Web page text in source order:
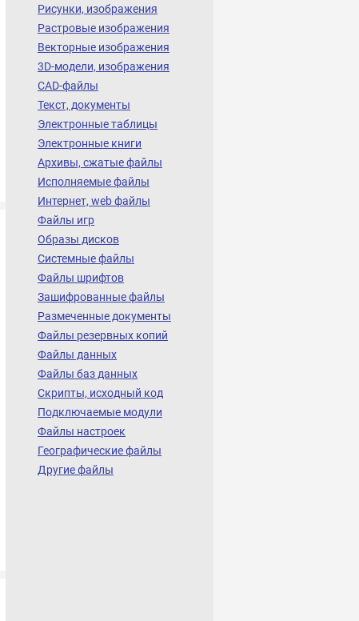
Рисунки, изображения
Растровые изображения
Векторные изображения
3D-модели, изображения
CAD-файлы
Текст, документы
Электронные таблицы
Электронные книги
Архивы, сжатые файлы
Исполняемые файлы
Интернет, web файлы
Файлы игр
Образы дисков
Системные файлы
Файлы шрифтов
Зашифрованные файлы
Размеченные документы
Файлы резервных копий
Файлы данных
Файлы баз данных
Скрипты, исходный код
Подключаемые модули
Файлы настроек
Географические файлы
Другие файлы